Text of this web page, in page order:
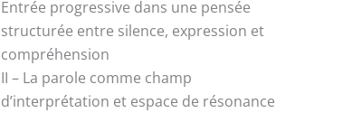
Entrée progressive dans une pensée
structurée entre silence, expression et
compréhension
II – La parole comme champ
d’interprétation et espace de résonance